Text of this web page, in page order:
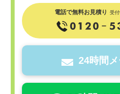
電話で無料お見積り 受
24時間